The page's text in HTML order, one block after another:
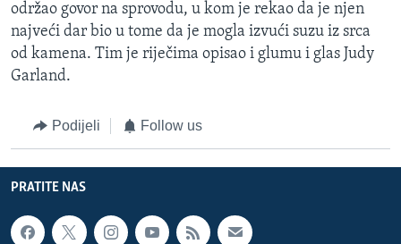
održao govor na sprovodu, u kom je rekao da je njen
najveći dar bio u tome da je mogla izvući suzu iz srca
od kamena. Tim je riječima opisao i glumu i glas Judy
Garland.
Podijeli Follow us
PRATITE NAS